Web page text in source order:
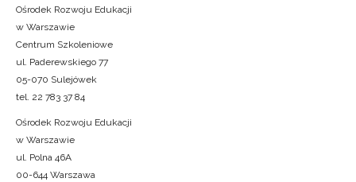
Ośrodek Rozwoju Edukacji
w Warszawie
Centrum Szkoleniowe
ul. Paderewskiego 77
05-070 Sulejówek
tel. 22 783 37 84
Ośrodek Rozwoju Edukacji
w Warszawie
ul. Polna 46A
00-644 Warszawa